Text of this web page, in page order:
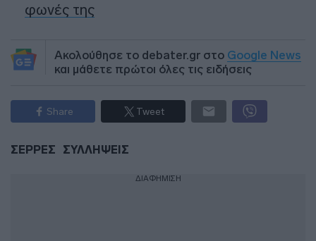
φωνές της
Ακολούθησε το debater.gr στο Google News
και μάθετε πρώτοι όλες τις ειδήσεις
Share Tweet
ΣΕΡΡΕΣ ΣΥΛΛΗΨΕΙΣ
ΔΙΑΦΗΜΙΣΗ